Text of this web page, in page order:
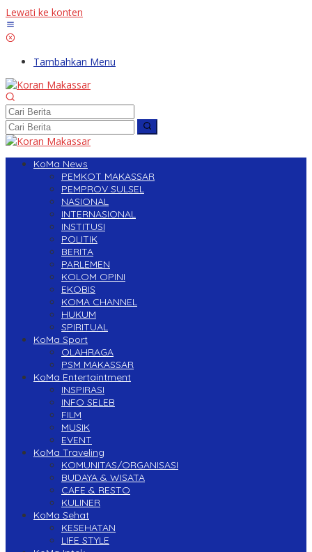
Lewati ke konten
Tambahkan Menu
KoMa News
PEMKOT MAKASSAR
PEMPROV SULSEL
NASIONAL
INTERNASIONAL
INSTITUSI
POLITIK
BERITA
PARLEMEN
KOLOM OPINI
EKOBIS
KOMA CHANNEL
HUKUM
SPIRITUAL
KoMa Sport
OLAHRAGA
PSM MAKASSAR
KoMa Entertaintment
INSPIRASI
INFO SELEB
FILM
MUSIK
EVENT
KoMa Traveling
KOMUNITAS/ORGANISASI
BUDAYA & WISATA
CAFE & RESTO
KULINER
KoMa Sehat
KESEHATAN
LIFE STYLE